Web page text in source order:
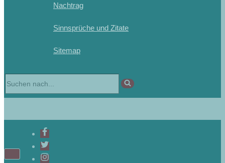
Nachtrag
Sinnsprüche und Zitate
Sitemap